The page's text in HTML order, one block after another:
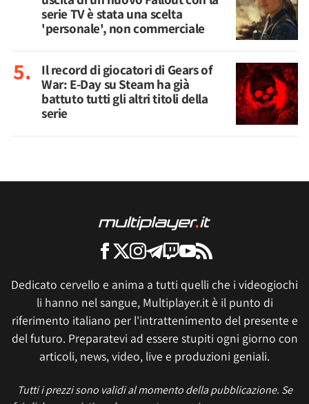
serie TV è stata una scelta
'personale', non commerciale
Il record di giocatori di Gears of
War: E-Day su Steam ha già
battuto tutti gli altri titoli della
serie
Dedicato cervello e anima a tutti quelli che i videogiochi
li hanno nel sangue, Multiplayer.it è il punto di
riferimento italiano per l'intrattenimento del presente e
del futuro. Preparatevi ad essere stupiti ogni giorno con
articoli, news, video, live e produzioni geniali.
Tutti i prezzi sono validi al momento della pubblicazione. Se